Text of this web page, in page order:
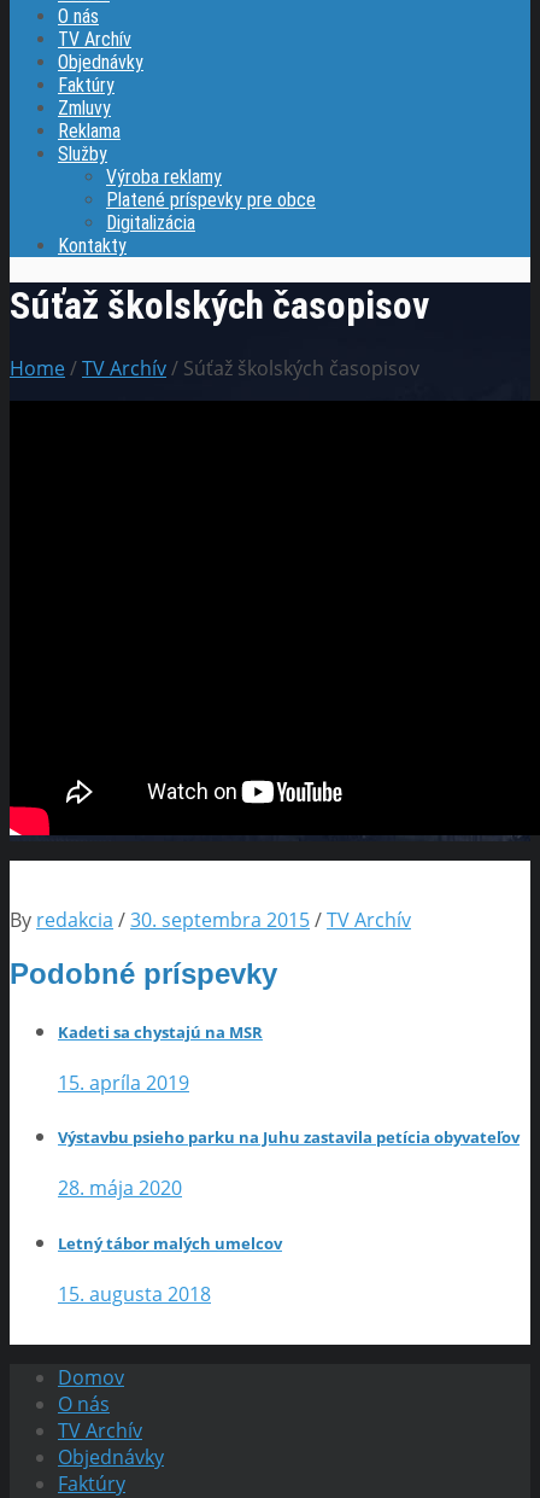
O nás
TV Archív
Objednávky
Faktúry
Zmluvy
Reklama
Služby
Výroba reklamy
Platené príspevky pre obce
Digitalizácia
Kontakty
Súťaž školských časopisov
Home/TV Archív/ Súťaž školských časopisov
By redakcia /30. septembra 2015/TV Archív
Podobné príspevky
Kadeti sa chystajú na MSR
15. apríla 2019
Výstavbu psieho parku na Juhu zastavila petícia obyvateľov
28. mája 2020
Letný tábor malých umelcov
15. augusta 2018
Domov
O nás
TV Archív
Objednávky
Faktúry